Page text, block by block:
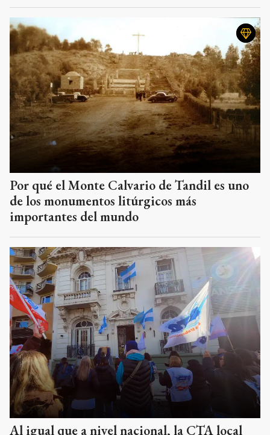
Por qué el Monte Calvario de Tandil es uno
de los monumentos litúrgicos más
importantes del mundo
Al igual que a nivel nacional, la CTA local